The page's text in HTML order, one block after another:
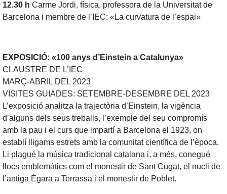
12.30 h Carme Jordi, física, professora de la Universitat de
Barcelona i membre de l’IEC: «La curvatura de l’espai»
EXPOSICIÓ: «100 anys d’Einstein a Catalunya»
CLAUSTRE DE L’IEC
MARÇ-ABRIL DEL 2023
VISITES GUIADES: SETEMBRE-DESEMBRE DEL 2023
L’exposició analitza la trajectòria d’Einstein, la vigència
d’alguns dels seus treballs, l’exemple del seu compromís
amb la pau i el curs que impartí a Barcelona el 1923, on
establí lligams estrets amb la comunitat científica de l’època.
Li plagué la música tradicional catalana i, a més, conegué
llocs emblemàtics com el monestir de Sant Cugat, el nucli de
l’antiga Ègara a Terrassa i el monestir de Poblet.